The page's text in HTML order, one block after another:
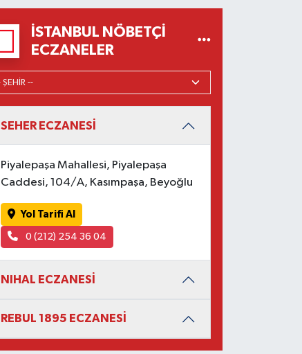
İSTANBUL NÖBETÇI
ECZANELER
SEHER ECZANESİ
Piyalepaşa Mahallesi, Piyalepaşa
Caddesi, 104/A, Kasımpaşa, Beyoğlu
Yol Tarifi Al
0 (212) 254 36 04
NIHAL ECZANESİ
REBUL 1895 ECZANESİ